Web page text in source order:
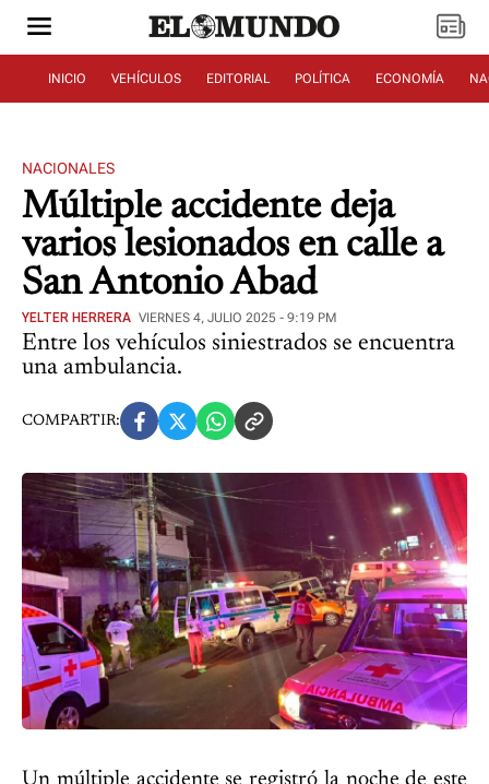
INICIO VEHÍCULOS EDITORIAL POLÍTICA ECONOMÍA
NACIONALES
Múltiple accidente deja
varios lesionados en calle a
San Antonio Abad
YELTER HERRERA VIERNES 4, JULIO 2025 - 9:19 PM
Entre los vehículos siniestrados se encuentra
una ambulancia.
COMPARTIR:
Un múltiple accidente se registró la noche de este